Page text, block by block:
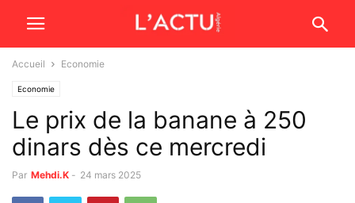
Accueil Economie
Economie
Le prix de la banane à 250
dinars dès ce mercredi
Par Mehdi.K - 24 mars 2025